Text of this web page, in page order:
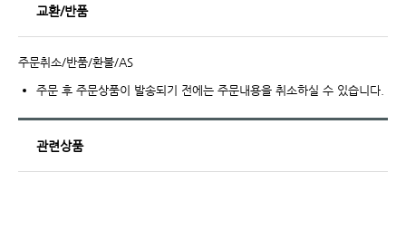
교환/반품
주문취소/반품/환불/AS
주문 후 주문상품이 발송되기 전에는 주문내용을 취소하실 수 있습니다.
관련상품